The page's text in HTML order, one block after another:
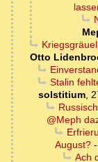
Otto
Stalin
solstitium,
@Meph
August? -
Ach